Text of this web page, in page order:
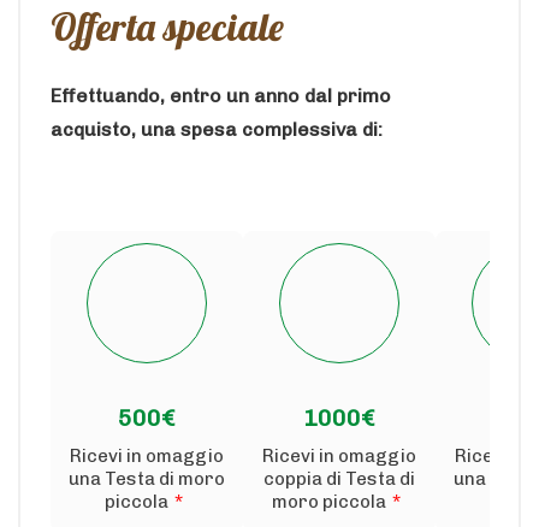
Offerta speciale
Effettuando, entro un anno dal primo
acquisto, una spesa complessiva di:
500€
Ricevi in omaggio
una Testa di moro
piccola *
1000€
Ricevi in omaggio
coppia di Testa di
moro piccola *
Ricevi in
una